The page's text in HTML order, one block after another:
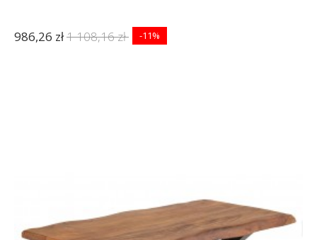
986,26 zł1 108,16 zł -11%